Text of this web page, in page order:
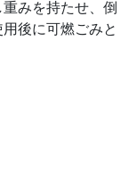
みを持たせ、倒
後に可燃ごみと